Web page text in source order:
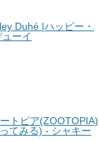
Duhé |ハッピー・
ーイ
トピア(ZOOTOPIA)
てみる) - シャキー